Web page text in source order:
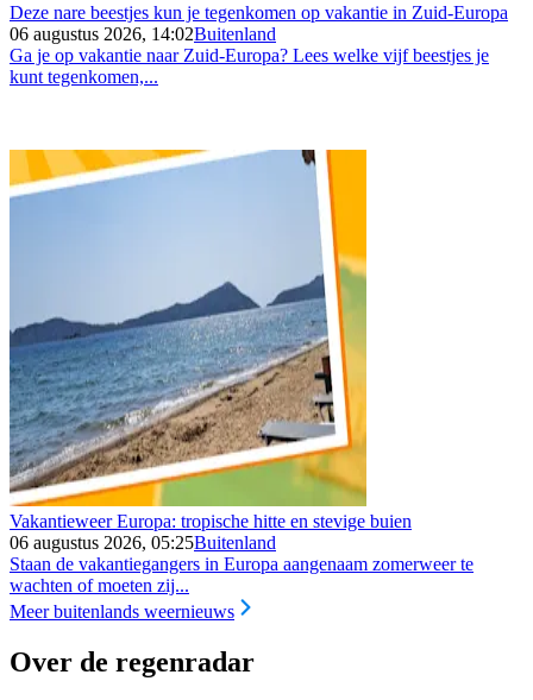
Deze nare beestjes kun je tegenkomen op vakantie in Zuid-Europa
06 augustus 2026, 14:02Buitenland
Ga je op vakantie naar Zuid-Europa? Lees welke vijf beestjes je
kunt tegenkomen,...
Vakantieweer Europa: tropische hitte en stevige buien
06 augustus 2026, 05:25Buitenland
Staan de vakantiegangers in Europa aangenaam zomerweer te
wachten of moeten zij...
Meer buitenlands weernieuws
Over de regenradar